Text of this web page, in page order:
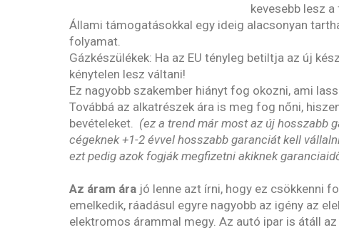
kevesebb lesz
Állami támogatásokkal egy ideig alacsonyan
folyamat.
Gázkészülékek: Ha az EU tényleg betiltja az új
kénytelen lesz váltani!
Ez nagyobb szakember hiányt fog okozni, ami
Továbbá az alkatrészek ára is meg fog nőni,
bevételeket. (ez a trend már most az új hosszabb
cégeknek +1-2 évvel hosszabb garanciát kell
ezt pedig azok fogják megfizetni akiknek
Az áram ára jó lenne azt írni, hogy ez csökkenni
emelkedik, ráadásul egyre nagyobb az igény az
elektromos árammal megy. Az autó ipar is átáll